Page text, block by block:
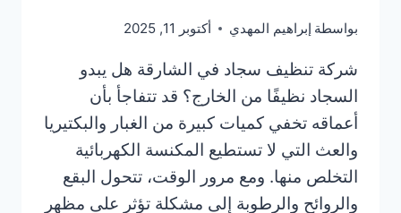
بواسطة إبراهيم المهدي أكتوبر 11, 2025
شركة تنظيف سجاد في الشارقة هل يبدو
السجاد نظيفًا من الخارج؟ قد تتفاجأ بأن
أعماقه تخفي كميات كبيرة من الغبار والبكتيريا
والعث التي لا تستطيع المكنسة الكهربائية
التخلص منها. ومع مرور الوقت، تتحول البقع
والروائح والرطوبة إلى مشكلة تؤثر على مظهر